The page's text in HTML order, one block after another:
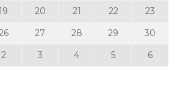
2026
19 augustus 2026
2020 augustus 2026
21 21 augustus 2026
2222 augustus
2323
2026
26 augustus 2026
27 27 augustus 2026
2828 augustus 2026
29 29 augustus
3030
2026
22 september 2026
33 september 2026
44 september 2026
55 september
66